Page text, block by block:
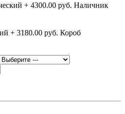
Наличник
Короб